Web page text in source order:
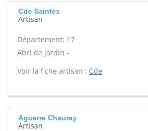
Cde Saintes
Artisan
Département: 17
Abri de jardin -
Voir la fiche artisan : Cde
Aguerre Chauray
Artisan